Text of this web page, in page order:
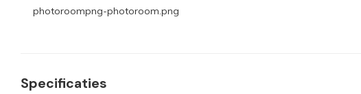
photoroompng-photoroom.png
Specificaties